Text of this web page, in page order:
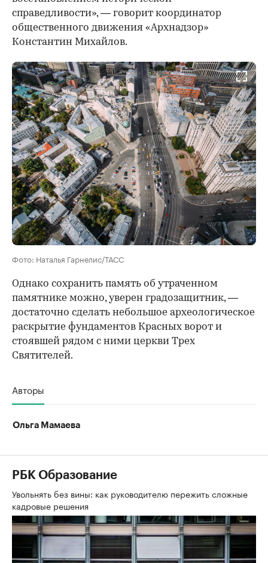
справедливости», — говорит координатор
общественного движения «Архнадзор»
Константин Михайлов.
Фото: Наталья Гарнелис/ТАСС
Однако сохранить память об утраченном
памятнике можно, уверен градозащитник, —
достаточно сделать небольшое археологическое
раскрытие фундаментов Красных ворот и
стоявшей рядом с ними церкви Трех
Святителей.
Авторы
Ольга Мамаева
РБК Образование
Увольнять без вины: как руководителю пережить сложные
кадровые решения